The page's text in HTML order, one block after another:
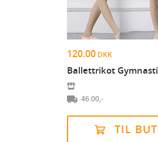
120.00 DKK
46.00,-
TIL